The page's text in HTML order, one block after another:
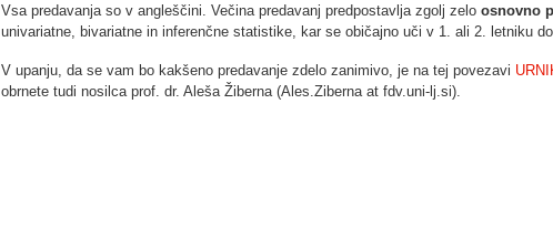
Vsa predavanja so v angleščini. Večina predavanj predpostavlja zgolj zelo osnovno
univariatne, bivariatne in inferenčne statistike, kar se običajno uči v 1. ali 2. letniku
V upanju, da se vam bo kakšeno predavanje zdelo zanimivo, je na tej povezavi
obrnete tudi nosilca prof. dr. Aleša Žiberna (Ales.Ziberna at fdv.uni-lj.si).